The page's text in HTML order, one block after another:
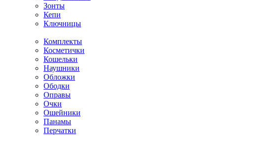
Зонты
Кепи
Ключницы
Комплекты
Косметички
Кошельки
Наушники
Обложки
Ободки
Оправы
Очки
Ошейники
Панамы
Перчатки